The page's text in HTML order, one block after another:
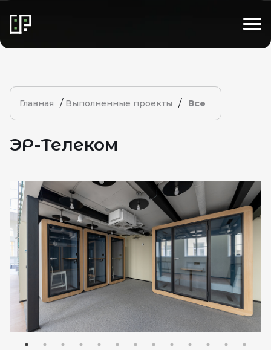
Главная / Выполненные проекты / Все
ЭР-Телеком